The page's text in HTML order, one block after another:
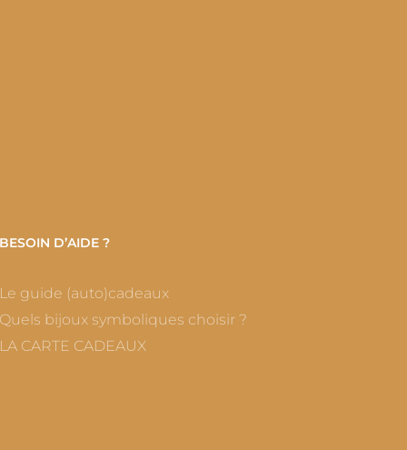
BESOIN D’AIDE ?
Le guide (auto)cadeaux
Quels bijoux symboliques choisir ?
LA CARTE CADEAUX